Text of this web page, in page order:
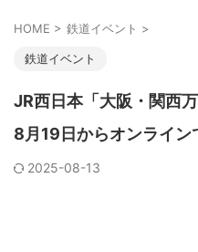
HOME > 鉄道イベント >
鉄道イベント
JR西日本「大阪・関西
8月19日からオンライン
2025-08-13